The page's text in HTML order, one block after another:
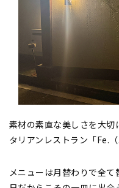
素材の素直な美しさを大
タリアンレストラン「Fe.（
メニューは月替わりで全